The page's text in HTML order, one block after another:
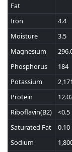
Fat
Iron 4.4
Moisture
3.5
Magnesium
Phosphorus
184
Potassium
2,171
Protein
Riboflavin(B2)
<0.5
Saturated Fat
0.10
Sodium